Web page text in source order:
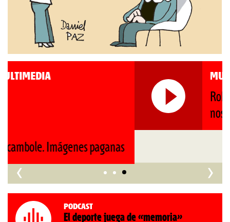
Roberto Pompa. «La reforma
nos retrocede al siglo XIX»
‹ ›
Podcast
El deporte juega de «memoria»